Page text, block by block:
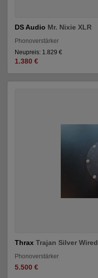
DS Audio Mr. Nixie XLR
Phonoverstärker
Neupreis: 1.829 €
1.380 €
Thrax Trajan Silver Wired
Phonoverstärker
5.500 €